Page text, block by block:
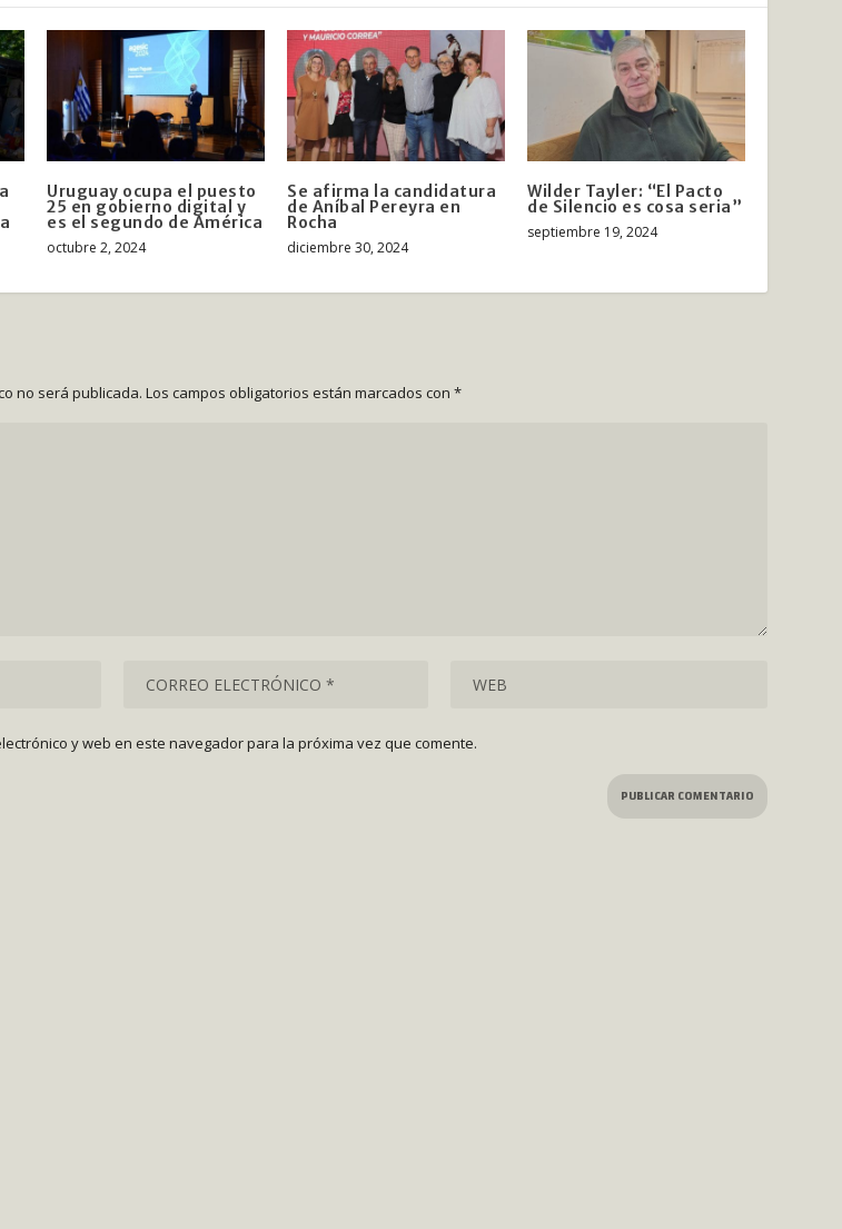
Uruguay ocupa el puesto
25 en gobierno digital y
es el segundo de América
octubre 2, 2024
Se afirma la candidatura
de Aníbal Pereyra en
Rocha
diciembre 30, 2024
Wilder Tayler: “El Pacto
de Silencio es cosa seria”
septiembre 19, 2024
no será publicada. Los campos obligatorios están marcados con *
y web en este navegador para la próxima vez que comente.